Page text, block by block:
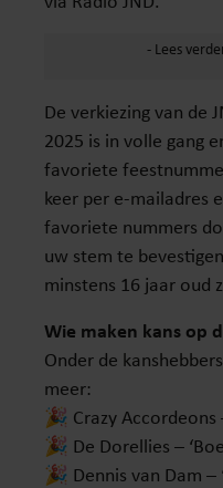
De verkiezing van de
2025 is in volle gang
favoriete
keer per e-mailadres
favoriete nummers
uw stem te
minstens 16 jaar oud
Wie maken kans op
Onder de
meer:
🎉 Crazy Accordeons
🎉 De Dorellies –
🎉 Dennis van Dam –